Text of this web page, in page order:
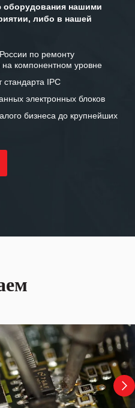
ценим сложившиеся
партнерские
и искренне желаем
компании «555» долгих
и процветания.
оборудования нашими
либо в нашей
по ремонту
компонентном уровне
IPC
электронных блоков
бизнеса до крупнейших